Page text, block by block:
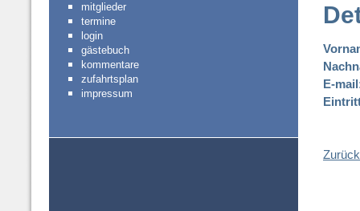
mitglieder
termine
login
gästebuch
kommentare
zufahrtsplan
impressum
E-